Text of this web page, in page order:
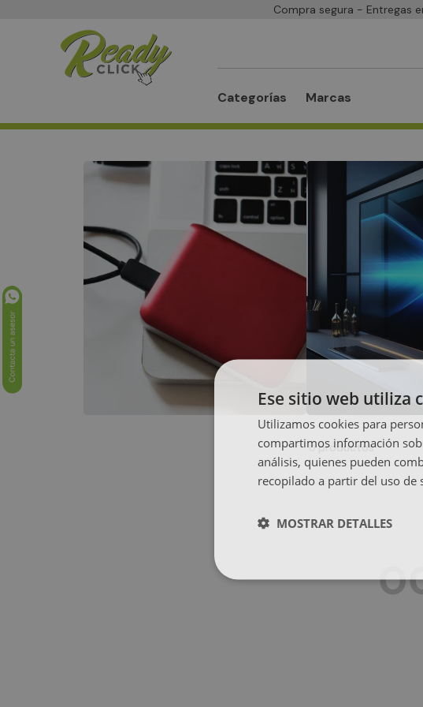
Compra segura - Entregas
Categorías Marcas
0productos
Ese sitio web utiliza
Utilizamos cookies para
compartimos información
análisis, quienes pueden
recopilado a partir del uso de
MOSTRAR DETALLES